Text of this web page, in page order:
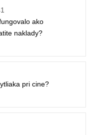
ako
naklady?
pri cine?